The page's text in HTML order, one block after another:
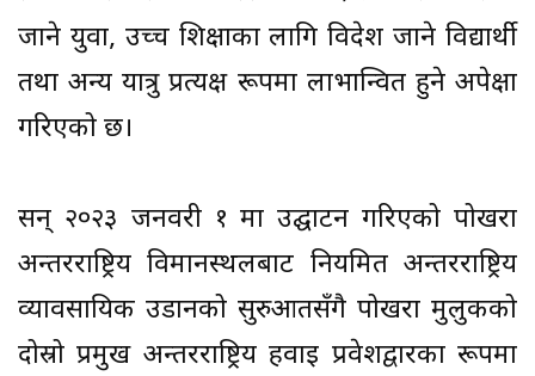
जाने युवा, उच्च शिक्षाका लागि विदेश जाने विद्यार्थी
तथा अन्य यात्रु प्रत्यक्ष रूपमा लाभान्वित हुने अपेक्षा
गरिएको छ।
सन् २०२३ जनवरी १ मा उद्घाटन गरिएको पोखरा
अन्तरराष्ट्रिय विमानस्थलबाट नियमित अन्तरराष्ट्रिय
व्यावसायिक उडानको सुरुआतसँगै पोखरा मुलुकको
दोस्रो प्रमुख अन्तरराष्ट्रिय हवाई प्रवेशद्वारका रूपमा